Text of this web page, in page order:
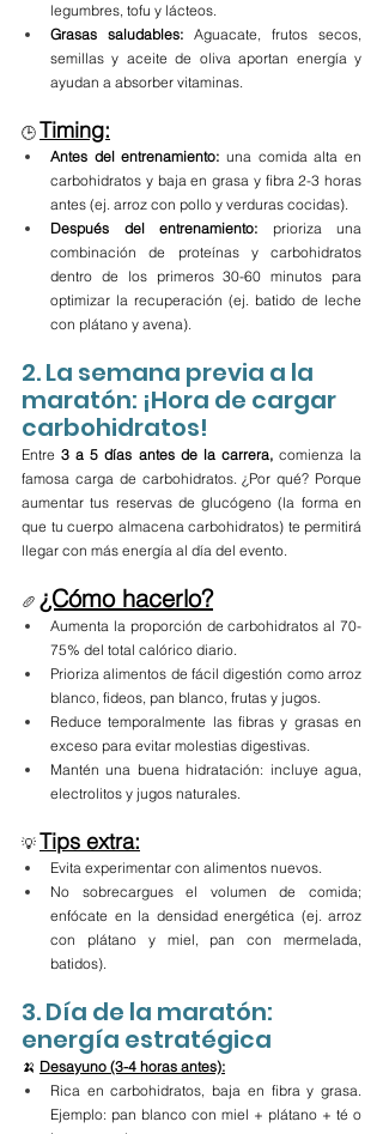
legumbres, tofu y lácteos.
Grasas saludables: Aguacate, frutos secos,
semillas y aceite de oliva aportan energía y
ayudan a absorber vitaminas.
🕒 Timing:
Antes del entrenamiento: una comida alta en
carbohidratos y baja en grasa y fibra 2-3 horas
antes (ej. arroz con pollo y verduras cocidas).
Después del entrenamiento: prioriza una
combinación de proteínas y carbohidratos
dentro de los primeros 30-60 minutos para
optimizar la recuperación (ej. batido de leche
con plátano y avena).
2. La semana previa a la
maratón: ¡Hora de cargar
carbohidratos!
Entre 3 a 5 días antes de la carrera, comienza la
famosa carga de carbohidratos. ¿Por qué? Porque
aumentar tus reservas de glucógeno (la forma en
que tu cuerpo almacena carbohidratos) te permitirá
llegar con más energía al día del evento.
🥖 ¿Cómo hacerlo?
Aumenta la proporción de carbohidratos al 70-
75% del total calórico diario.
Prioriza alimentos de fácil digestión como arroz
blanco, fideos, pan blanco, frutas y jugos.
Reduce temporalmente las fibras y grasas en
exceso para evitar molestias digestivas.
Mantén una buena hidratación: incluye agua,
electrolitos y jugos naturales.
💡 Tips extra:
Evita experimentar con alimentos nuevos.
No sobrecargues el volumen de comida;
enfócate en la densidad energética (ej. arroz
con plátano y miel, pan con mermelada,
batidos).
3. Día de la maratón:
energía estratégica
🍌 Desayuno (3-4 horas antes):
Rica en carbohidratos, baja en fibra y grasa.
Ejemplo: pan blanco con miel + plátano + té o